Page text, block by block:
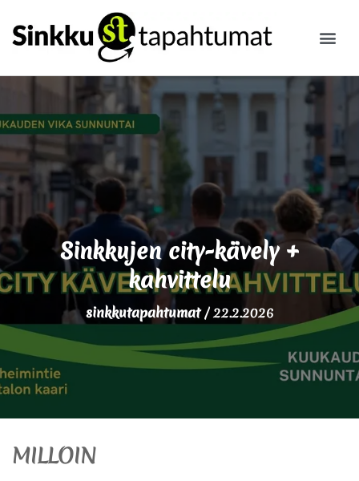
Sinkkujen city-kävely +
kahvittelu
sinkkutapahtumat/22.2.2026
MILLOIN